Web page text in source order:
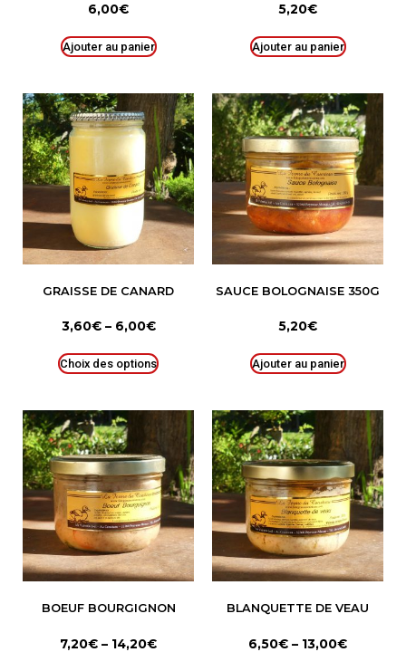
6,00€
Ajouter au panier
5,20€
Ajouter au panier
GRAISSE DE CANARD
3,60€– 6,00€
Choix des options
SAUCE BOLOGNAISE 350G
5,20€
Ajouter au panier
BOEUF BOURGIGNON
7,20€ – 14,20€
BLANQUETTE DE VEAU
6,50€ – 13,00€